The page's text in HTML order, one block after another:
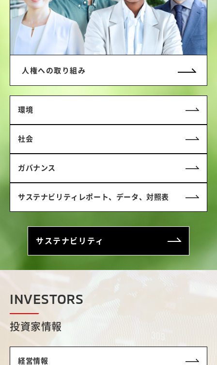
人権への取り組み
環境
社会
ガバナンス
サステナビリティレポート、データ、対照表
サステナビリティ
INVESTORS
投資家情報
経営情報